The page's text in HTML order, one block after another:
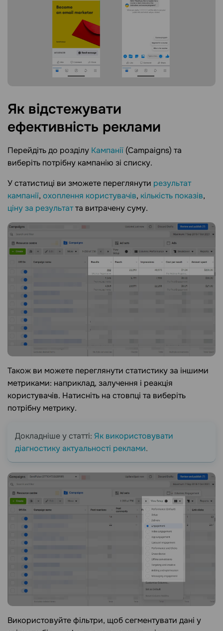
Як відстежувати
ефективність реклами
Перейдіть до розділу Кампанії (Campaigns) та
виберіть потрібну кампанію зі списку.
У статистиці ви зможете переглянути результат
кампанії, охоплення користувачів, кількість показів,
ціну за результатта витрачену суму.
Також ви можете переглянути статистику за іншими
метриками: наприклад, залучення і реакція
користувачів. Натисніть на стовпці та виберіть
потрібну метрику.
Докладніше у статті: Як використовувати
діагностику актуальності реклами.
Використовуйте фільтри, щоб сегментувати дані у